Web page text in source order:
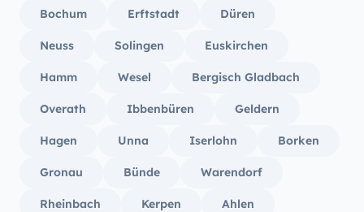
Bochum Erftstadt Düren
Neuss Solingen Euskirchen
Hamm Wesel Bergisch Gladbach
Overath Ibbenbüren Geldern
Hagen Unna Iserlohn Borken
Gronau Bünde Warendorf
Rheinbach Kerpen Ahlen